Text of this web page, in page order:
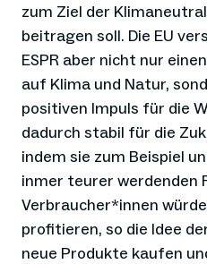
zum Ziel der
beitragen soll. Die EU
ESPR aber nicht nur
auf Klima und Natur,
positiven Impuls für die
dadurch stabil für die
indem sie zum Beispiel
inmer teurer werdenden
Verbraucher*innen
profitieren, so die Idee
neue Produkte kaufen